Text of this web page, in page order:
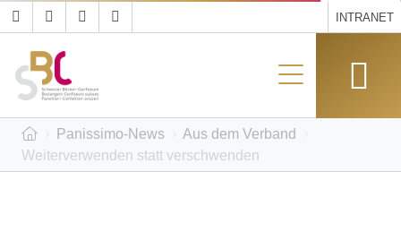
INTRANET
Panissimo-News
Aus dem Verband
Weiterverwenden statt verschwenden